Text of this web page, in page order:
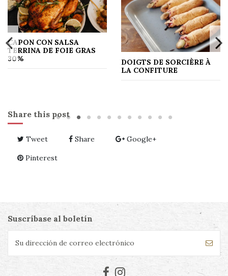
CAPON CON SALSA
TERRINA DE FOIE GRAS
30%
DOIGTS DE SORCIÈRE À
LA CONFITURE
Share this post
Tweet Share Google+
Pinterest
Suscríbase al boletín